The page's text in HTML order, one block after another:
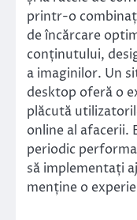
printr-o
de încărcare
conținutului,
a imaginilor. Un
desktop oferă o
plăcută
online al afacerii.
periodic
să implementați
menține o